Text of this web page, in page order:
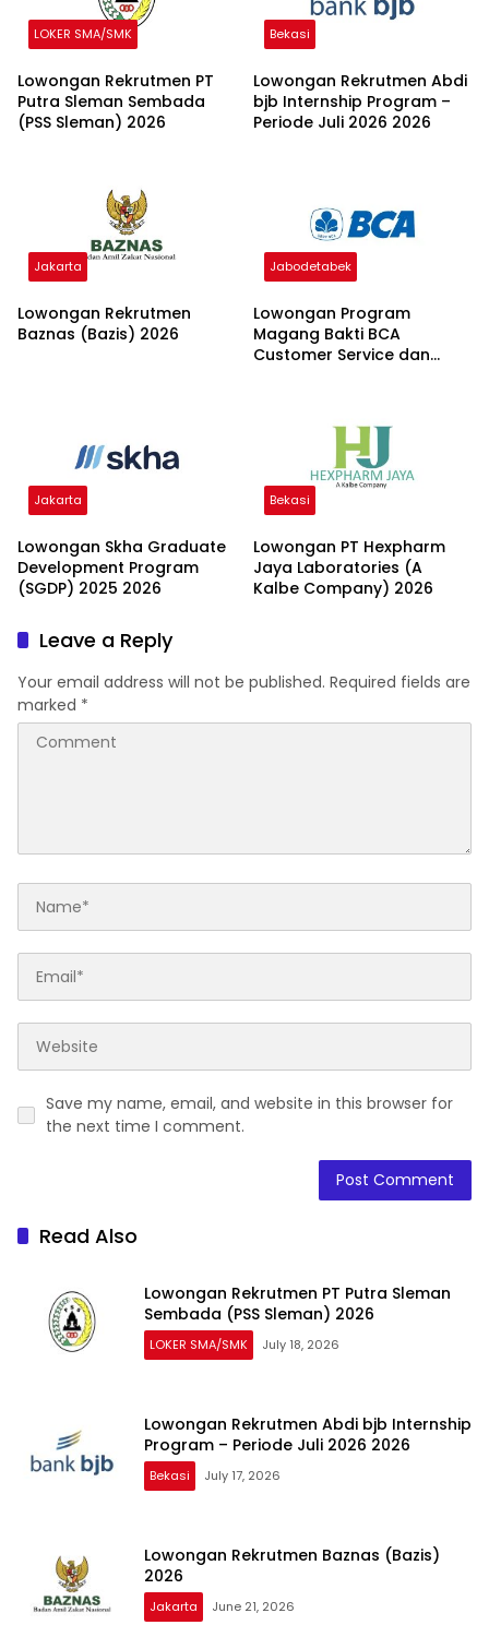
LOKER SMA/SMK
Lowongan Rekrutmen PT
Putra Sleman Sembada
(PSS Sleman) 2026
Bekasi
Lowongan Rekrutmen Abdi
bjb Internship Program –
Periode Juli 2026 2026
Jakarta
Lowongan Rekrutmen
Baznas (Bazis) 2026
Jabodetabek
Lowongan Program
Magang Bakti BCA
Customer Service dan
Jakarta
Lowongan Skha Graduate
Development Program
(SGDP) 2025 2026
Bekasi
Lowongan PT Hexpharm
Jaya Laboratories (A
Kalbe Company) 2026
Leave a Reply
Your email address will not be published. Required fields are
marked *
Save my name, email, and website in this browser for
the next time I comment.
Read Also
Lowongan Rekrutmen PT Putra Sleman
Sembada (PSS Sleman) 2026
LOKER SMA/SMK July 18, 2026
Lowongan Rekrutmen Abdi bjb Internship
Program – Periode Juli 2026 2026
Bekasi July 17, 2026
Lowongan Rekrutmen Baznas (Bazis)
2026
Jakarta June 21, 2026